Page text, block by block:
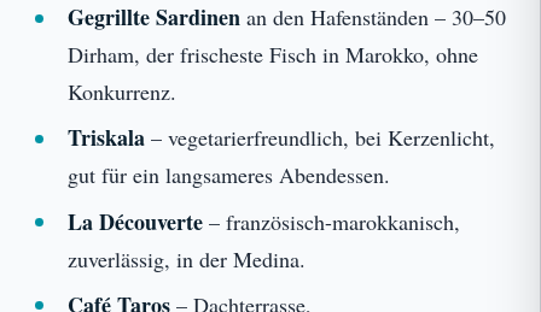
Gegrillte Sardinen an den Hafenständen – 30–50
Dirham, der frischeste Fisch in Marokko, ohne
Konkurrenz.
Triskala – vegetarierfreundlich, bei Kerzenlicht,
gut für ein langsameres Abendessen.
La Découverte – französisch-marokkanisch,
zuverlässig, in der Medina.
Café Taros – Dachterrasse,